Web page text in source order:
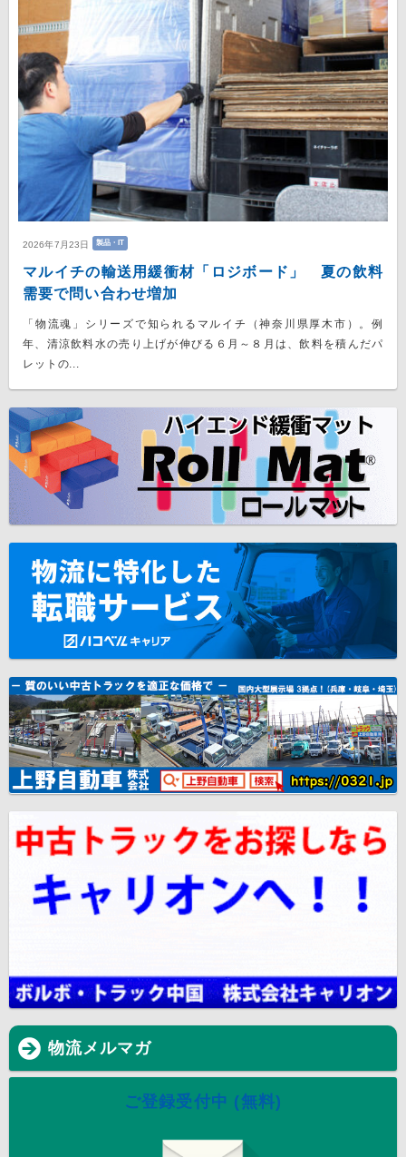
2026年7月23日 製品・IT
マルイチの輸送用緩衝材「ロジボード」 夏の飲料
需要で問い合わせ増加
「物流魂」シリーズで知られるマルイチ（神奈川県厚木市）。例
年、清涼飲料水の売り上げが伸びる６月～８月は、飲料を積んだパ
レットの...
物流メルマガ
ご登録受付中 (無料)